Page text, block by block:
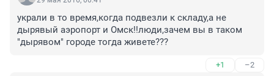
украли в то время,когда подвезли к складу,а не
дырявый аэропорт и Омск!!люди,зачем вы в таком
"дырявом" городе тогда живете???
+1 –2